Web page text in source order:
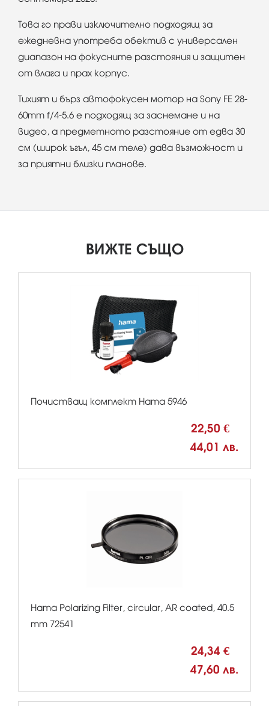
Това го прави изключително подходящ за
ежедневна употреба обектив с универсален
диапазон на фокусните разстояния и защитен
от влага и прах корпус.
Тихият и бърз автофокусен мотор на Sony FE 28-
60mm f/4-5.6 е подходящ за заснемане и на
видео, а предметното разстояние от едва 30
см (широк ъгъл, 45 см теле) дава възможност и
за приятни близки планове.
ВИЖТЕ СЪЩО
Почистващ комплект Hama 5946
22,50 €
44,01 лв.
Hama Polarizing Filter, circular, AR coated, 40.5
mm 72541
24,34 €
47,60 лв.